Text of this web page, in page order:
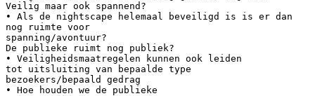
Veilig maar ook spannend?
• Als de nightscape helemaal beveiligd is is er dan
nog ruimte voor
spanning/avontuur?
De publieke ruimt nog publiek?
• Veiligheidsmaatregelen kunnen ook leiden
tot uitsluiting van bepaalde type
bezoekers/bepaald gedrag
• Hoe houden we de publieke